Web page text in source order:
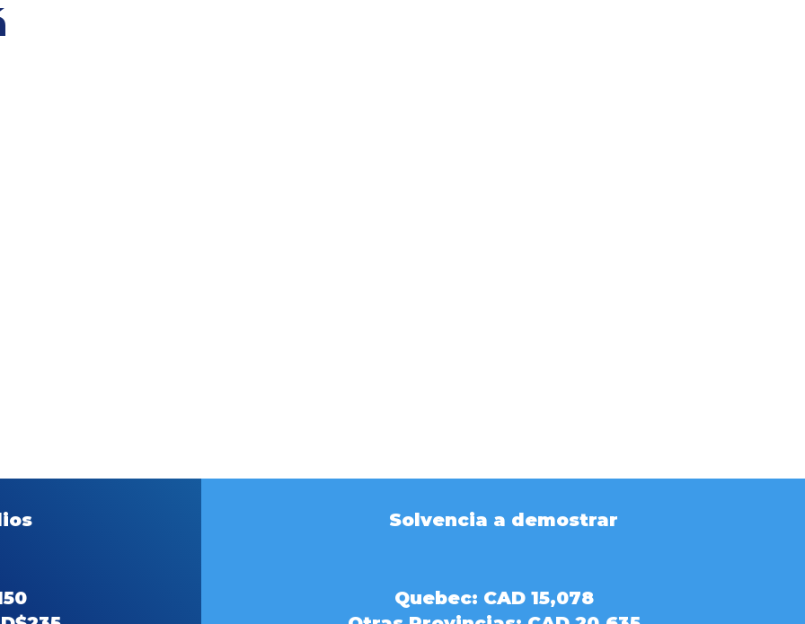
Solvencia a demostrar
Quebec: CAD 15,078